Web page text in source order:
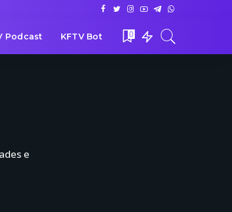
Podcast KFTV Bot 0
e